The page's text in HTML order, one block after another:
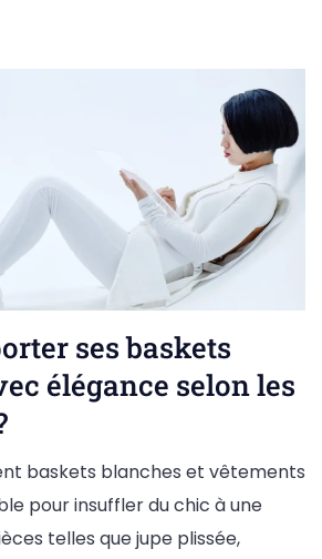
ses baskets
élégance selon les
baskets blanches et vêtements
pour insuffler du chic à une
telles que jupe plissée,